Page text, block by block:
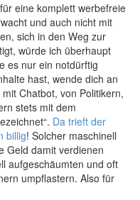
eine komplett werbefreie
und auch nicht mit
sich in den Weg zur
würde ich überhaupt
es nur ein notdürftig
hast, wende dich an
Chatbot, von Politikern,
stets mit dem
Da trieft der
billig! Solcher maschinell
Geld damit verdienen
aufgeschäumten und oft
umpflastern. Also für